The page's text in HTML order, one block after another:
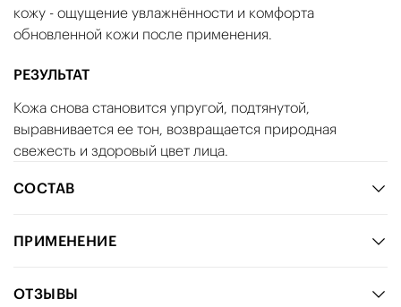
кожу - ощущение увлажнённости и комфорта
обновленной кожи после применения.
РЕЗУЛЬТАТ
Кожа снова становится упругой, подтянутой,
выравнивается ее тон, возвращается природная
свежесть и здоровый цвет лица.
СОСТАВ
ПРИМЕНЕНИЕ
ОТЗЫВЫ